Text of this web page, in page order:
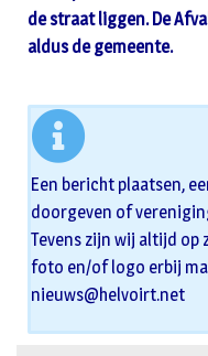
de straat liggen. De
aldus de gemeente.
Een bericht plaatsen,
doorgeven of
Tevens zijn wij altijd op
foto en/of logo erbij
nieuws@helvoirt.net